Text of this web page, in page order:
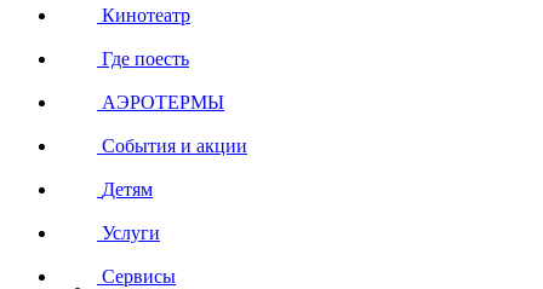
Кинотеатр
Где поесть
АЭРОТЕРМЫ
События и акции
Детям
Услуги
Сервисы